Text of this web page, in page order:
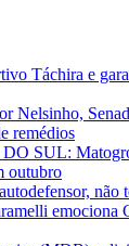
Táchira e
Nelsinho,
remédios
SUL:
outubro
não
emociona